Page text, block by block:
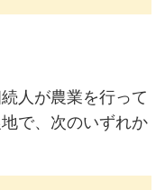
人が農業を行って
で、次のいずれか